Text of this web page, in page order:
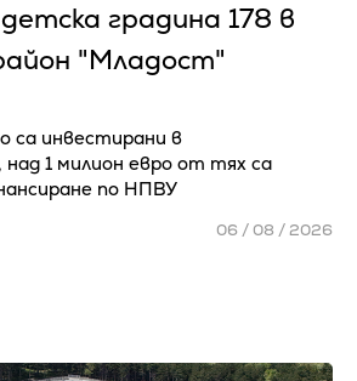
градина 178 в
"Младост"
са инвестирани в
1 милион евро от тях са
по НПВУ
06 / 08 / 2026